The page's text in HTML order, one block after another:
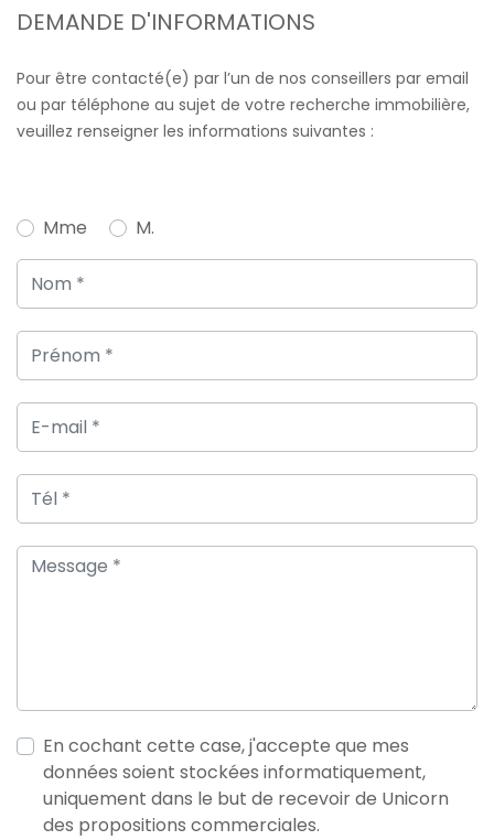
DEMANDE D'INFORMATIONS
Pour être contacté(e) par l’un de nos conseillers par email
ou par téléphone au sujet de votre recherche immobilière,
veuillez renseigner les informations suivantes :
Mme M.
En cochant cette case, j'accepte que mes
données soient stockées informatiquement,
uniquement dans le but de recevoir de Unicorn
des propositions commerciales.